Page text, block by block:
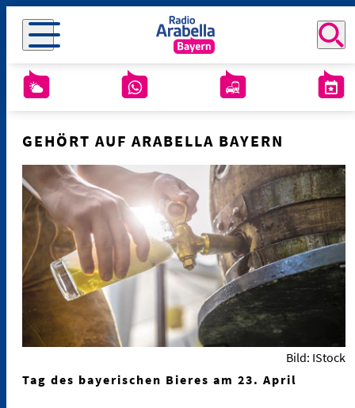
GEHÖRT AUF ARABELLA BAYERN
Bild: IStock
Tag des bayerischen Bieres am 23. April